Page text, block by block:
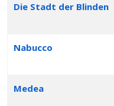
Die Stadt der Blinden
Nabucco
Medea